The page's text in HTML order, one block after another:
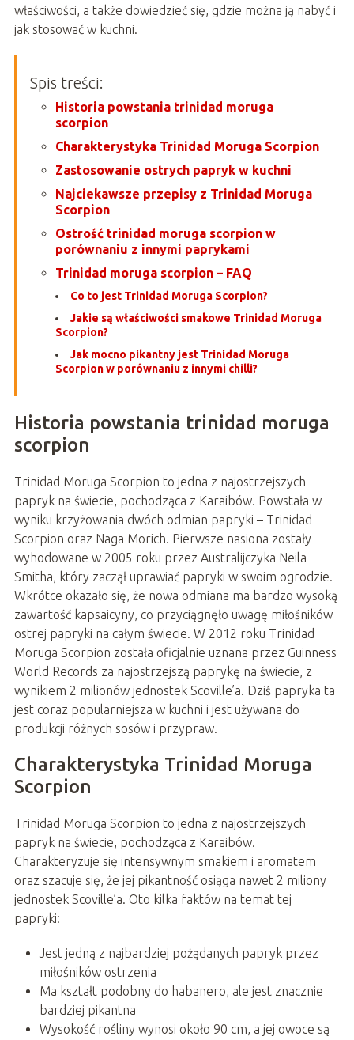
właściwości, a także dowiedzieć się, gdzie można ją nabyć i
jak stosować w kuchni.
Spis treści:
Historia powstania trinidad moruga
scorpion
Charakterystyka Trinidad Moruga Scorpion
Zastosowanie ostrych papryk w kuchni
Najciekawsze przepisy z Trinidad Moruga
Scorpion
Ostrość trinidad moruga scorpion w
porównaniu z innymi paprykami
Trinidad moruga scorpion – FAQ
Co to jest Trinidad Moruga Scorpion?
Jakie są właściwości smakowe Trinidad Moruga
Scorpion?
Jak mocno pikantny jest Trinidad Moruga
Scorpion w porównaniu z innymi chilli?
Historia powstania trinidad moruga
scorpion
Trinidad Moruga Scorpion to jedna z najostrzejszych
papryk na świecie, pochodząca z Karaibów. Powstała w
wyniku krzyżowania dwóch odmian papryki – Trinidad
Scorpion oraz Naga Morich. Pierwsze nasiona zostały
wyhodowane w 2005 roku przez Australijczyka Neila
Smitha, który zaczął uprawiać papryki w swoim ogrodzie.
Wkrótce okazało się, że nowa odmiana ma bardzo wysoką
zawartość kapsaicyny, co przyciągnęło uwagę miłośników
ostrej papryki na całym świecie. W 2012 roku Trinidad
Moruga Scorpion została oficjalnie uznana przez Guinness
World Records za najostrzejszą paprykę na świecie, z
wynikiem 2 milionów jednostek Scoville’a. Dziś papryka ta
jest coraz popularniejsza w kuchni i jest używana do
produkcji różnych sosów i przypraw.
Charakterystyka Trinidad Moruga
Scorpion
Trinidad Moruga Scorpion to jedna z najostrzejszych
papryk na świecie, pochodząca z Karaibów.
Charakteryzuje się intensywnym smakiem i aromatem
oraz szacuje się, że jej pikantność osiąga nawet 2 miliony
jednostek Scoville’a. Oto kilka faktów na temat tej
papryki:
Jest jedną z najbardziej pożądanych papryk przez
miłośników ostrzenia
Ma kształt podobny do habanero, ale jest znacznie
bardziej pikantna
Wysokość rośliny wynosi około 90 cm, a jej owoce są